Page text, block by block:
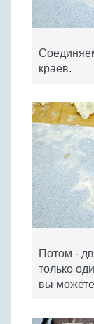
краев.
Потом -
только
вы